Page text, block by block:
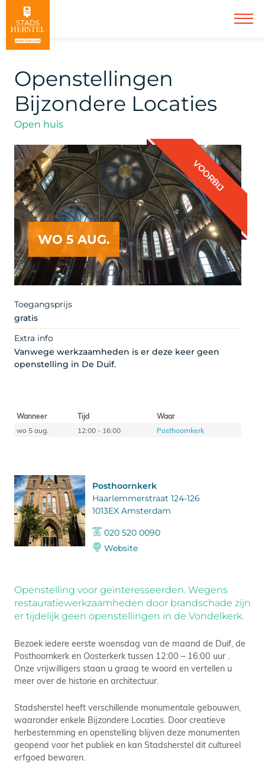
Openstellingen
Bijzondere Locaties
Open huis
WO 5 AUG.
VOORBIJ
Toegangsprijs
gratis
Extra info
Vanwege werkzaamheden is er deze keer geen
openstelling in De Duif.
Wanneer Tijd
Waar
wo 5 aug.
12:00 - 16:00 Posthoornkerk
Posthoornkerk
Haarlemmerstraat 124-126
1013EX Amsterdam
020 520 0090
Website
Openstelling voor geïnteresseerden. Wegens
restauratiewerkzaamheden door brandschade zijn
er tijdelijk geen openstellingen in de Vondelkerk.
Bezoek iedere eerste woensdag van de maand de Duif, de
Posthoornkerk en Oosterkerk tussen 12:00 – 16:00 uur .
Onze vrijwilligers staan u graag te woord en vertellen u
meer over de historie en architectuur.
Stadsherstel heeft verschillende monumentale gebouwen,
waaronder enkele Bijzondere Locaties. Door creatieve
herbestemming en openstelling blijven deze monumenten
geopend voor het publiek en kan Stadsherstel dit cultureel
erfgoed bewaren.